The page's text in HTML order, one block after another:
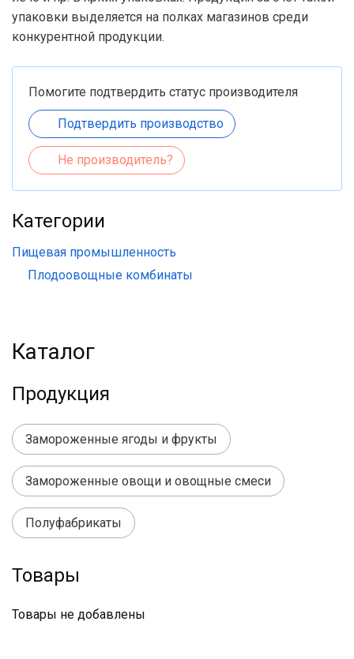
упаковки выделяется на полках магазинов среди
конкурентной продукции.
Помогите подтвердить статус производителя
Подтвердить производство
Не производитель?
Категории
Пищевая промышленность
Плодоовощные комбинаты
Каталог
Продукция
Замороженные ягоды и фрукты
Замороженные овощи и овощные смеси
Полуфабрикаты
Товары
Товары не добавлены